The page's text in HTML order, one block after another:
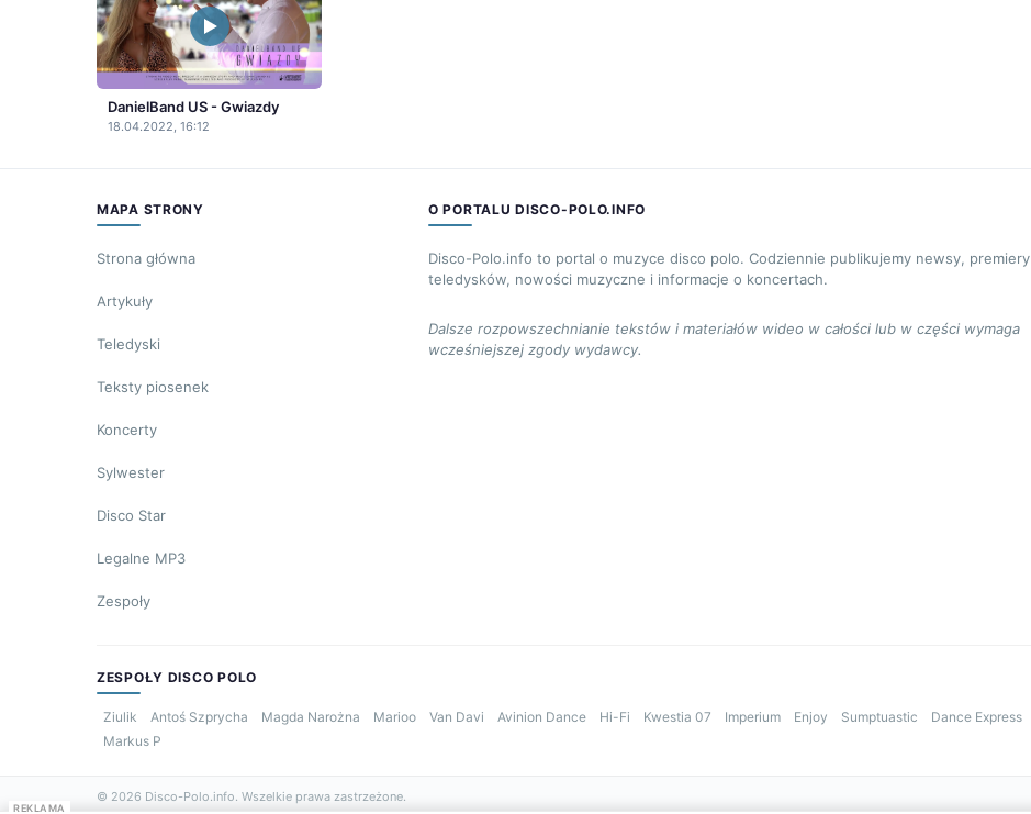
DanielBand US - Gwiazdy
18.04.2022, 16:12
MAPA STRONY
Strona główna
Artykuły
Teledyski
Teksty piosenek
Koncerty
Sylwester
Disco Star
Legalne MP3
Zespoły
O PORTALU DISCO-POLO.INFO
Disco-Polo.info to portal o muzyce disco polo. Codziennie publikujemy newsy, premiery
teledysków, nowości muzyczne i informacje o koncertach.
Dalsze rozpowszechnianie tekstów i materiałów wideo w całości lub w części wymaga
wcześniejszej zgody wydawcy.
ZESPOŁY DISCO POLO
Ziulik Antoś Szprycha Magda Narożna Marioo Van Davi Avinion Dance Hi-Fi Kwestia 07 Imperium Enjoy Sumptuastic Dance Express
Markus P
© 2026 Disco-Polo.info. Wszelkie prawa zastrzeżone.
REKLAMA